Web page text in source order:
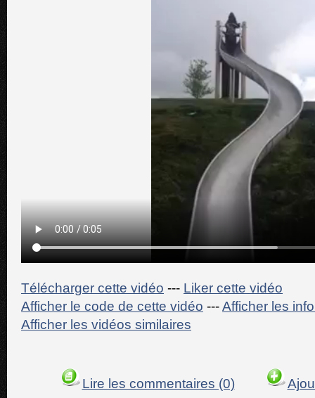
Télécharger cette vidéo --- Liker cette vidéo
Afficher le code de cette vidéo ---Afficher les
Afficher les vidéos similaires
Lire les commentaires (0)